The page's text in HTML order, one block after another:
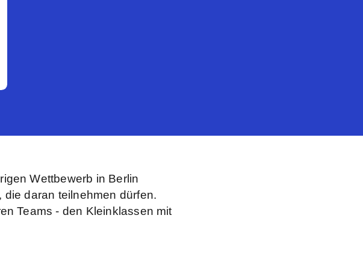
Wettbewerb in Berlin
daran teilnehmen dürfen.
Teams - den Kleinklassen mit